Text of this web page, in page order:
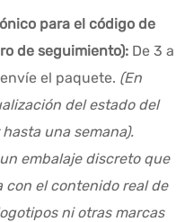
para el código de
de seguimiento): De 3 a
el paquete. (En
del estado del
una semana).
embalaje discreto que
con el contenido real de
ni otras marcas